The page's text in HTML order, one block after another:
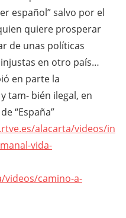
español” salvo por el
quiere prosperar
de unas políticas
en otro país…
en parte la
tam- bién ilegal, en
“España”
alacarta/videos/in
vida-
videos/camino-a-